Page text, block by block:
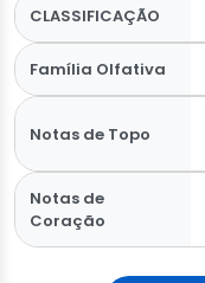
CLASSIFICAÇÃO
Família Olfativa
Notas de Topo
Notas de
Coração